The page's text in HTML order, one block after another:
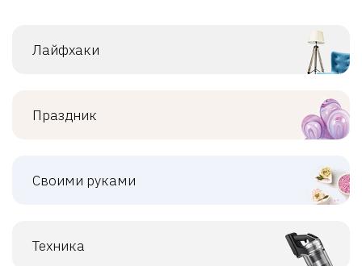
Лайфхаки
Праздник
Своими руками
Техника